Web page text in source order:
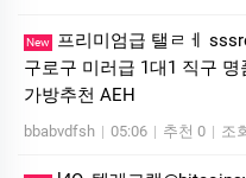
New
프리미엄급 탤ㄹㅔ
구로구 미러급 1대1 직구
가방추천 AEH
bbabvdfsh | 05:06 | 추천 0 | 조